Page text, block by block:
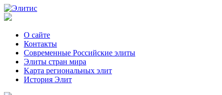
О сайте
Контакты
Современные Российские элиты
Элиты стран мира
Kартa региональных элит
История Элит